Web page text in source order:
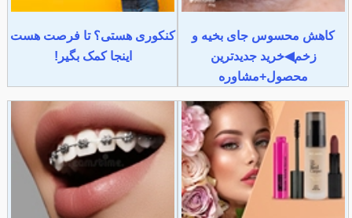
کاهش محسوس جای بخیه و
زخم◀خرید جدیدترین
محصول+مشاوره
کنکوری هستی؟ تا فرصت هست
اینجا کمک بگیر!